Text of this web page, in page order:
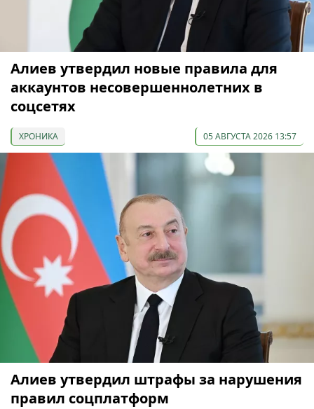
Алиев утвердил новые правила для
аккаунтов несовершеннолетних в
соцсетях
ХРОНИКА 05 АВГУСТА 2026 13:57
Алиев утвердил штрафы за нарушения
правил соцплатформ